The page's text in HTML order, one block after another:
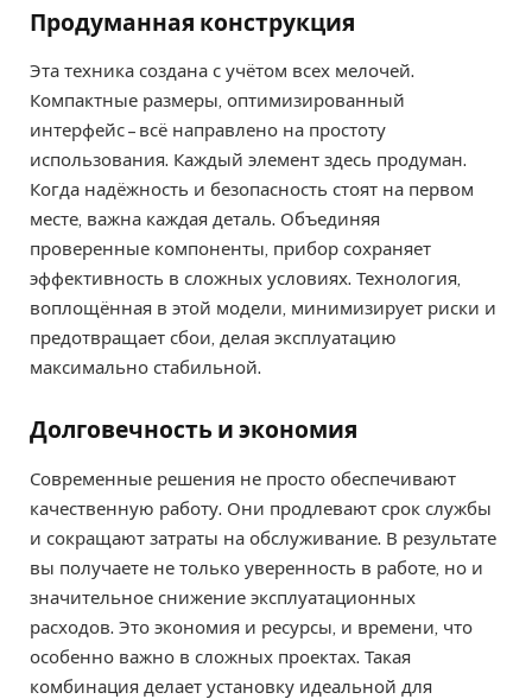
Продуманная конструкция
Эта техника создана с учётом всех мелочей.
Компактные размеры, оптимизированный
интерфейс – всё направлено на простоту
использования. Каждый элемент здесь продуман.
Когда надёжность и безопасность стоят на первом
месте, важна каждая деталь. Объединяя
проверенные компоненты, прибор сохраняет
эффективность в сложных условиях. Технология,
воплощённая в этой модели, минимизирует риски и
предотвращает сбои, делая эксплуатацию
максимально стабильной.
Долговечность и экономия
Современные решения не просто обеспечивают
качественную работу. Они продлевают срок службы
и сокращают затраты на обслуживание. В результате
вы получаете не только уверенность в работе, но и
значительное снижение эксплуатационных
расходов. Это экономия и ресурсы, и времени, что
особенно важно в сложных проектах. Такая
комбинация делает установку идеальной для